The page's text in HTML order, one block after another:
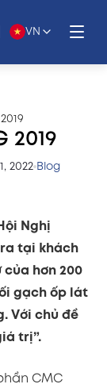
VN
2019
2022 Blog
Nghị
ra tại khách
của hơn 200
gạch ốp lát
Với chủ đề
trị”.
CMC